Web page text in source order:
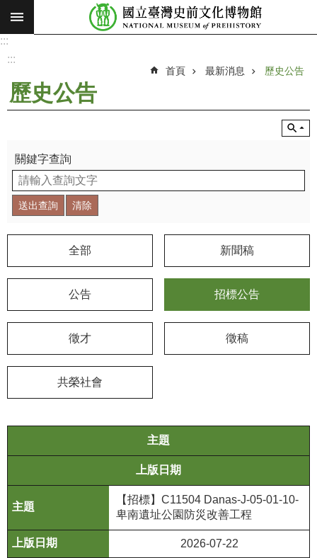
跳到主要內容區塊
搜
願
命
最
新
消
息
觀
覽
認
我
便
服
:::
:::
首頁 最新消息 歷史公告
歷史公告
關鍵字查詢
全部 新聞稿
公告 招標公告
徵才 徵稿
共榮社會
主題
上版日期
【招標】C11504 Danas-J-05-01-10-
卑南遺址公園防災改善工程
2026-07-22